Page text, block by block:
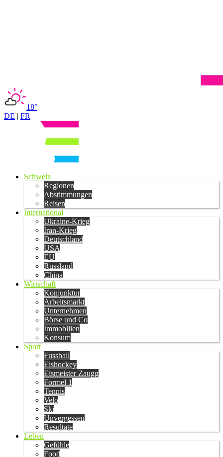
18°
DE | FR
Schweiz
Regionen
Abstimmungen
Reisen
International
Ukraine-Krieg
Iran-Krieg
Deutschland
USA
EU
Russland
China
Wirtschaft
Konjunktur
Arbeitsmarkt
Unternehmen
Börse und Co
Immobilien
Konsum
Sport
Fussball
Eishockey
Eismeister Zaugg
Formel 1
Tennis
Velo
Ski
Unvergessen
Resultate
Leben
Gefühle
Food